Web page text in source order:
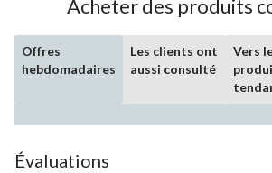
Acheter des produits
Offres
hebdomadaires
Les clients ont
aussi consulté
Vers
Évaluations